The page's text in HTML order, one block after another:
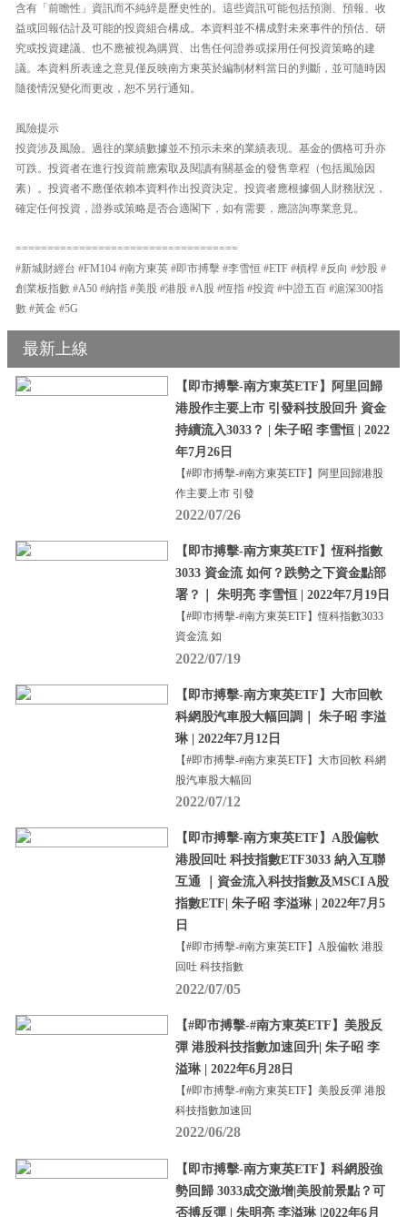
含有「前瞻性」資訊而不純綷是歷史性的。這些資訊可能包括預測、預報、收
益或回報估計及可能的投資組合構成。本資料並不構成對未來事件的預估、研
究或投資建議、也不應被視為購買、出售任何證券或採用任何投資策略的建
議。本資料所表達之意見僅反映南方東英於編制材料當日的判斷，並可隨時因
隨後情況變化而更改，恕不另行通知。
風險提示
投資涉及風險。過往的業績數據並不預示未來的業績表現。基金的價格可升亦
可跌。投資者在進行投資前應索取及閱讀有關基金的發售章程（包括風險因
素）。投資者不應僅依賴本資料作出投資決定。投資者應根據個人財務狀況，
確定任何投資，證券或策略是否合適閣下，如有需要，應諮詢專業意見。
===================================
#新城財經台 #FM104 #南方東英 #即市搏擊 #李雪恒 #ETF #槓桿 #反向 #炒股 #
創業板指數 #A50 #納指 #美股 #港股 #A股 #恆指 #投資 #中證五百 #滬深300指
數 #黃金 #5G
最新上線
【即市搏擊-南方東英ETF】阿里回歸
港股作主要上市 引發科技股回升 資金
持續流入3033？ | 朱子昭 李雪恒 | 2022
年7月26日
【#即市搏擊-#南方東英ETF】阿里回歸港股
作主要上市 引發
2022/07/26
【即市搏擊-南方東英ETF】恆科指數
3033 資金流 如何？跌勢之下資金點部
署？｜ 朱明亮 李雪恒 | 2022年7月19日
【#即市搏擊-#南方東英ETF】恆科指數3033
資金流 如
2022/07/19
【即市搏擊-南方東英ETF】大市回軟
科網股汽車股大幅回調｜ 朱子昭 李溢
琳 | 2022年7月12日
【#即市搏擊-#南方東英ETF】大市回軟 科網
股汽車股大幅回
2022/07/12
【即市搏擊-南方東英ETF】A股偏軟
港股回吐 科技指數ETF3033 納入互聯
互通 ｜資金流入科技指數及MSCI A股
指數ETF| 朱子昭 李溢琳 | 2022年7月5
日
【#即市搏擊-#南方東英ETF】A股偏軟 港股
回吐 科技指數
2022/07/05
【#即市搏擊-#南方東英ETF】美股反
彈 港股科技指數加速回升| 朱子昭 李
溢琳 | 2022年6月28日
【#即市搏擊-#南方東英ETF】美股反彈 港股
科技指數加速回
2022/06/28
【即市搏擊-南方東英ETF】科網股強
勢回歸 3033成交激增|美股前景點？可
否搏反彈 | 朱明亮 李溢琳 |2022年6月